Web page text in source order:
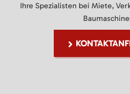
Ihre Spezialisten bei Miete,